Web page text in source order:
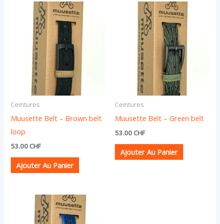
Ceintures
Muusette Belt – Brown belt
loop
53.00 CHF
Ajouter Au Panier
Ceintures
Muusette Belt – Green belt
53.00 CHF
Ajouter Au Panier